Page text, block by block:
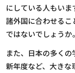
にしている人もいま
諸外国に合わせるこ
ではないでしょうか。
また、日本の多くの
新年度など、大きな